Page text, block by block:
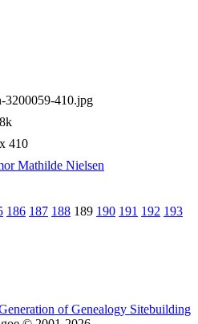
3200059-410.jpg
410
Mathilde Nielsen
186 187 188 189 190 191 192 193
of Genealogy Sitebuilding